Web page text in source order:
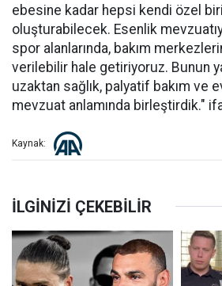
ebesine kadar hepsi kendi özel
oluşturabilecek. Esenlik
spor alanlarında, bakım
verilebilir hale getiriyoruz. Bunun
uzaktan sağlık, palyatif bakım ve
mevzuat anlamında birleştirdik."
Kaynak: